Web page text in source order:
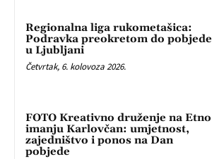
Regionalna liga rukometašica:
Podravka preokretom do pobjede
u Ljubljani
Četvrtak, 6. kolovoza 2026.
FOTO Kreativno druženje na Etno
imanju Karlovčan: umjetnost,
zajedništvo i ponos na Dan
pobjede